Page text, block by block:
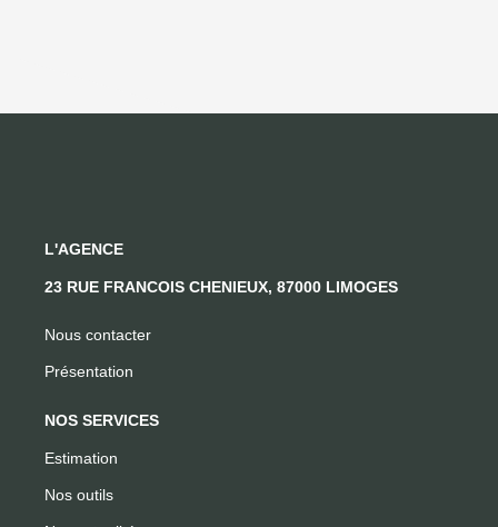
L'AGENCE
23 RUE FRANCOIS CHENIEUX, 87000 LIMOGES
Nous contacter
Présentation
NOS SERVICES
Estimation
Nos outils